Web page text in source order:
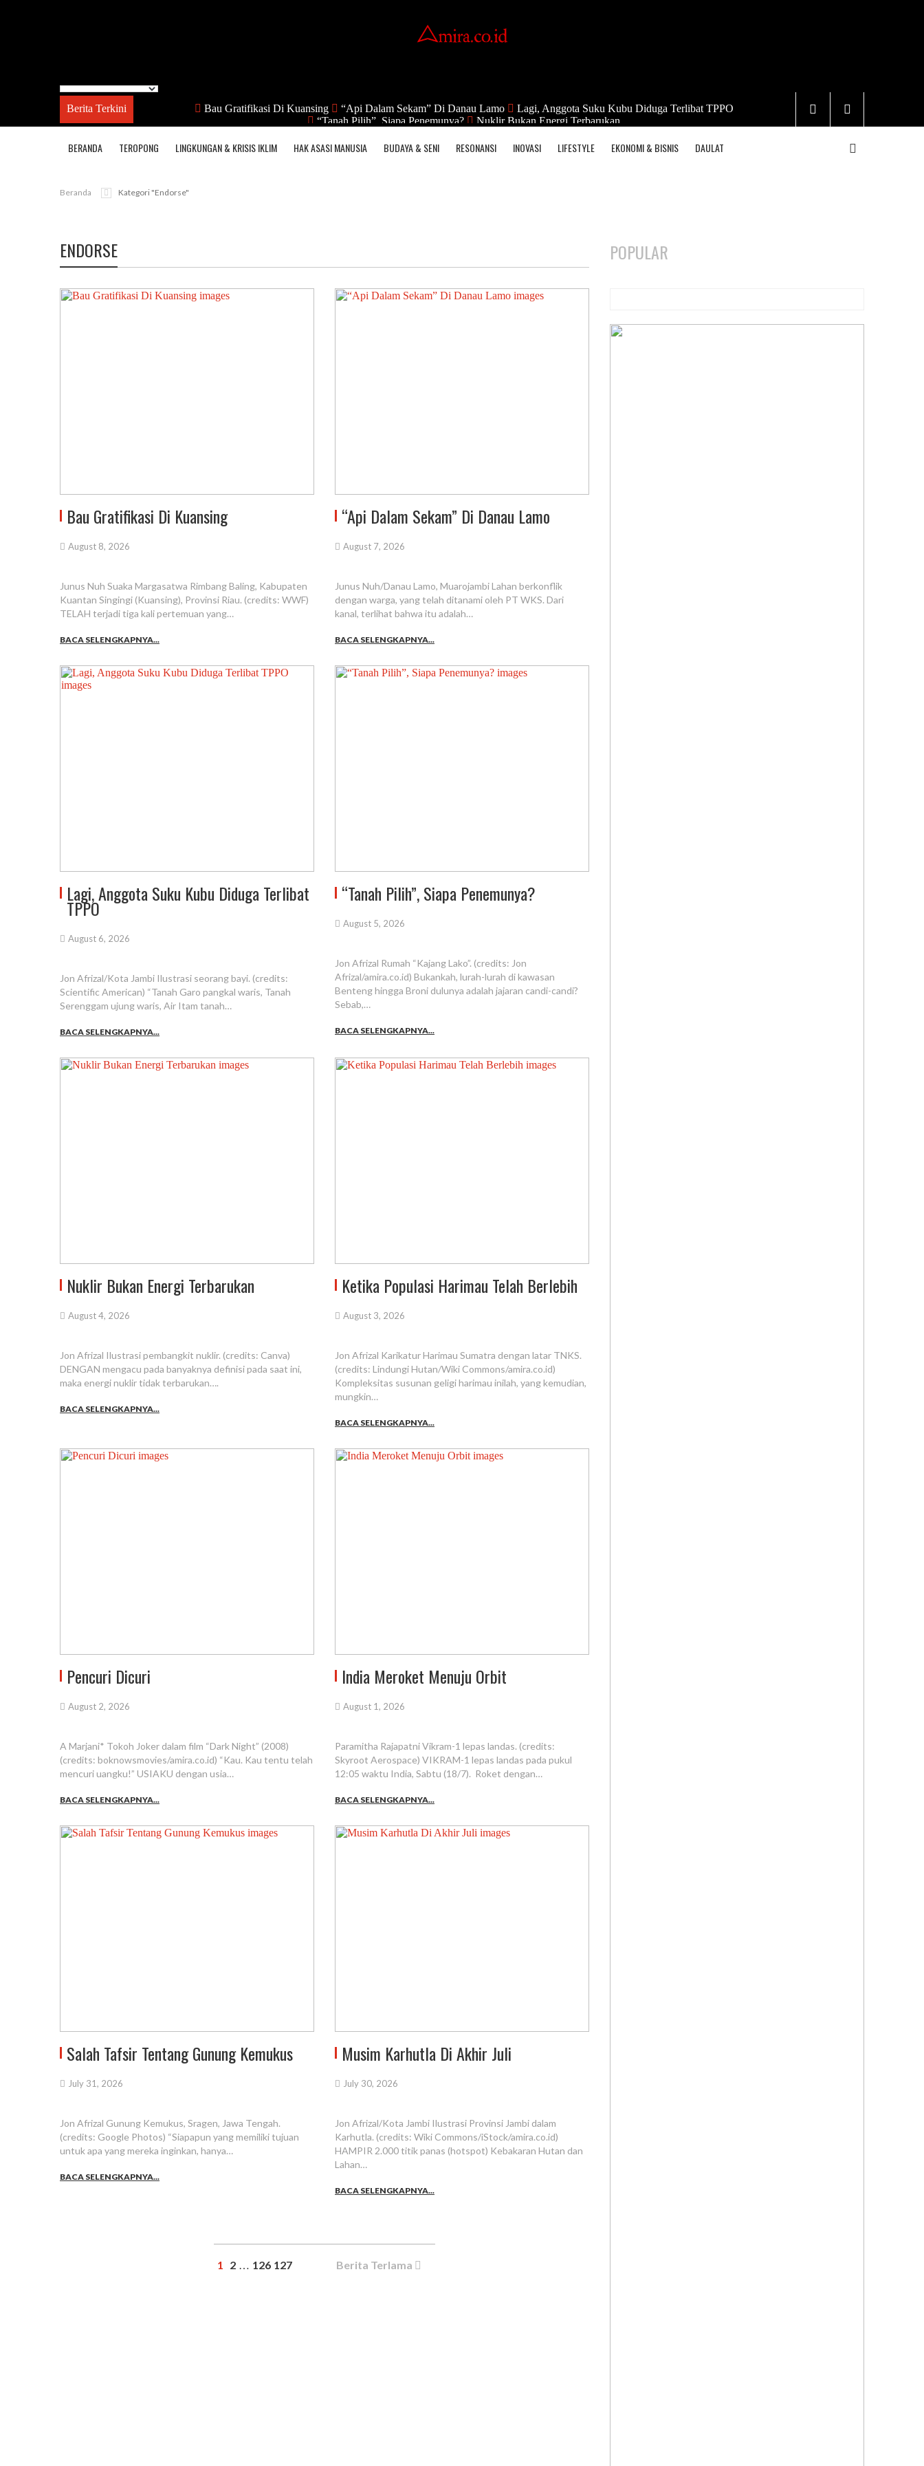
Berita Terkini Bau Gratifikasi Di Kuansing “Api Dalam Sekam” Di Danau Lamo
Lagi, Anggota Suku Kubu Diduga Terlibat TPPO
“Tanah Pilih”, Siapa Penemunya?
Nuklir Bukan Energi Terbarukan
BERANDA TEROPONG LINGKUNGAN & KRISIS IKLIM HAK ASASI MANUSIA BUDAYA & SENI RESONANSI INOVASI LIFESTYLE EKONOMI & BISNIS DAULAT
Beranda Kategori "endorse"
ENDORSE
Bau Gratifikasi Di Kuansing
August 8, 2026
Junus Nuh Suaka Margasatwa Rimbang Baling, Kabupaten
Kuantan Singingi (Kuansing), Provinsi Riau. (credits: WWF)
TELAH terjadi tiga kali pertemuan yang…
BACA SELENGKAPNYA...
“Api Dalam Sekam” Di Danau Lamo
August 7, 2026
Junus Nuh/Danau Lamo, Muarojambi Lahan berkonflik
dengan warga, yang telah ditanami oleh PT WKS. Dari
kanal, terlihat bahwa itu adalah…
BACA SELENGKAPNYA...
Lagi, Anggota Suku Kubu Diduga Terlibat
TPPO
August 6, 2026
Jon Afrizal/Kota Jambi Ilustrasi seorang bayi. (credits:
Scientific American) “Tanah Garo pangkal waris, Tanah
Serenggam ujung waris, Air Itam tanah…
BACA SELENGKAPNYA...
“Tanah Pilih”, Siapa Penemunya?
August 5, 2026
Jon Afrizal Rumah “Kajang Lako”. (credits: Jon
Afrizal/amira.co.id) Bukankah, lurah-lurah di kawasan
Benteng hingga Broni dulunya adalah jajaran candi-candi?
Sebab,…
BACA SELENGKAPNYA...
Nuklir Bukan Energi Terbarukan
August 4, 2026
Jon Afrizal Ilustrasi pembangkit nuklir. (credits: Canva)
DENGAN mengacu pada banyaknya definisi pada saat ini,
maka energi nuklir tidak terbarukan….
BACA SELENGKAPNYA...
Ketika Populasi Harimau Telah Berlebih
August 3, 2026
Jon Afrizal Karikatur Harimau Sumatra dengan latar TNKS.
(credits: Lindungi Hutan/Wiki Commons/amira.co.id)
Kompleksitas susunan geligi harimau inilah, yang kemudian,
mungkin…
BACA SELENGKAPNYA...
Pencuri Dicuri
August 2, 2026
A Marjani* Tokoh Joker dalam film “Dark Night” (2008)
(credits: boknowsmovies/amira.co.id) “Kau. Kau tentu telah
mencuri uangku!” USIAKU dengan usia…
BACA SELENGKAPNYA...
India Meroket Menuju Orbit
August 1, 2026
Paramitha Rajapatni Vikram-1 lepas landas. (credits:
Skyroot Aerospace) VIKRAM-1 lepas landas pada pukul
12:05 waktu India, Sabtu (18/7). Roket dengan…
BACA SELENGKAPNYA...
Salah Tafsir Tentang Gunung Kemukus
July 31, 2026
Jon Afrizal Gunung Kemukus, Sragen, Jawa Tengah.
(credits: Google Photos) “Siapapun yang memiliki tujuan
untuk apa yang mereka inginkan, hanya…
BACA SELENGKAPNYA...
Musim Karhutla Di Akhir Juli
July 30, 2026
Jon Afrizal/Kota Jambi Ilustrasi Provinsi Jambi dalam
Karhutla. (credits: Wiki Commons/iStock/amira.co.id)
HAMPIR 2.000 titik panas (hotspot) Kebakaran Hutan dan
Lahan…
BACA SELENGKAPNYA...
1 2 … 126 127 Berita Terlama
POPULAR